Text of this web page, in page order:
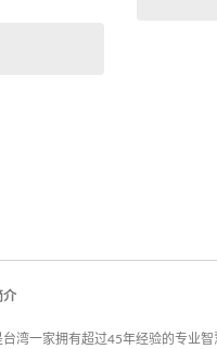
痛，过
介
湾一家拥有超过45年经验的专业